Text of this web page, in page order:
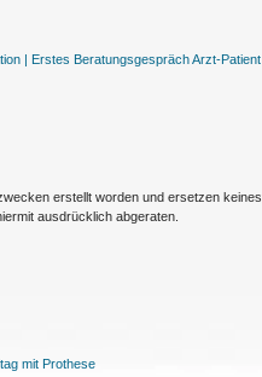
| Erstes Beratungsgespräch Arzt-Patient
erstellt worden und ersetzen
ausdrücklich abgeraten.
mit Prothese